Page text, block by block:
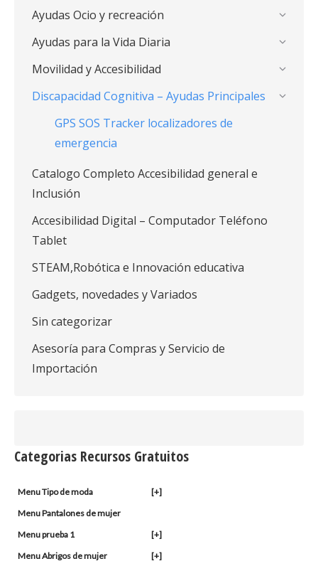
Ayudas Ocio y recreación
Ayudas para la Vida Diaria
Movilidad y Accesibilidad
Discapacidad Cognitiva – Ayudas Principales
GPS SOS Tracker localizadores de
emergencia
Catalogo Completo Accesibilidad general e
Inclusión
Accesibilidad Digital – Computador Teléfono
Tablet
STEAM,Robótica e Innovación educativa
Gadgets, novedades y Variados
Sin categorizar
Asesoría para Compras y Servicio de
Importación
Categorias Recursos Gratuitos
Menu Tipo de moda
[+]
Menu Pantalones de mujer
Menu prueba 1
[+]
Menu Abrigos de mujer
[+]